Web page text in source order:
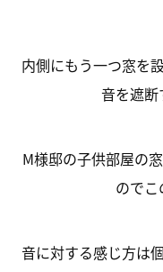
内側にもう一つ窓を
音を遮断
M様邸の子供部屋の
のでこ
音に対する感じ方は